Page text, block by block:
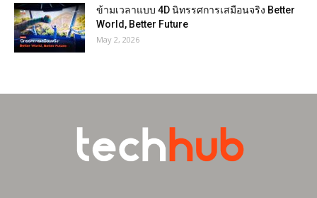
ข้ามเวลาแบบ 4D นิทรรศการเสมือนจริง Better
World, Better Future
May 2, 2026